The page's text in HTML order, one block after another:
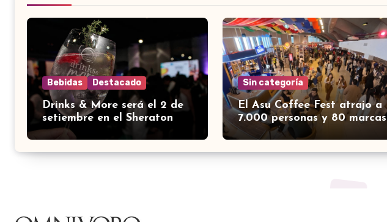
Bebidas Destacado
Drinks & More será el 2 de
setiembre en el Sheraton
Sin categoría
El Asu Coffee Fest atrajo a
7.000 personas y 80 marcas